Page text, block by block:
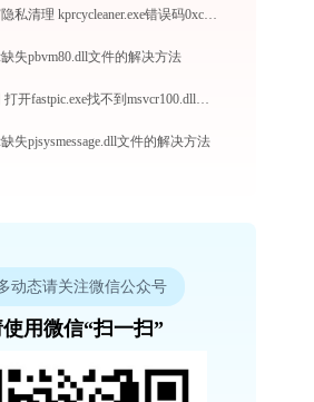
金山毒霸隐私清理 kprcycleaner.exe错误码0xc0000043处理办法
失pbvm80.dll文件的解决方法
极速看图 打开fastpic.exe找不到msvcr100.dll怎么办
失pjsysmessage.dll文件的解决方法
动态请关注微信公众号
用微信“扫一扫”